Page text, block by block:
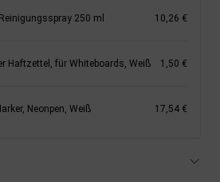
250 ml 10,26 €
Haftzettel, für Whiteboards, Weiß 1,50 €
Neonpen, Weiß 17,54 €